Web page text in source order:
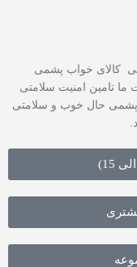
کالای خواب پشمی
ما تامین امنیت سلامتی
پشمی حال خوب و سلامتی